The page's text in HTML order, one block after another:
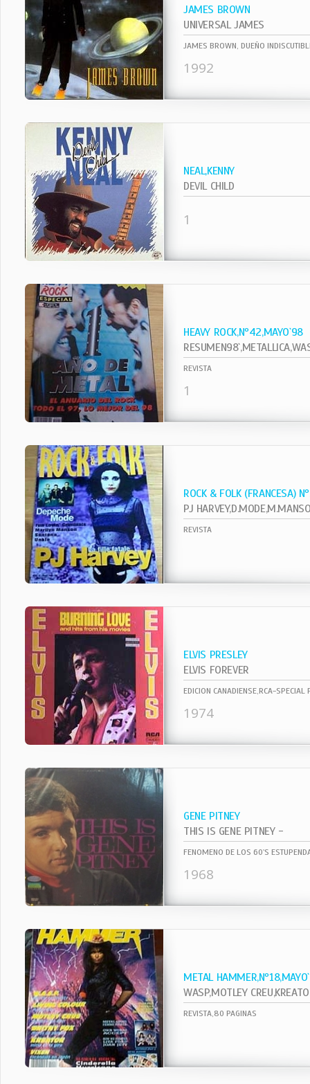
JAMES BROWN
UNIVERSAL JAMES
1992
NEAL,KENNY
DEVIL CHILD
1
HEAVY ROCK,Nº42,MAYO`98
REVISTA
1
ROCK & FOLK (FRANCESA)
REVISTA
ELVIS PRESLEY
ELVIS FOREVER
EDICION CANADIENSE,RCA-
1974
GENE PITNEY
THIS IS GENE PITNEY -
FENOMENO DE LOS 60`S
1968
METAL
WASP,MOTLEY
REVISTA,80 PAGINAS